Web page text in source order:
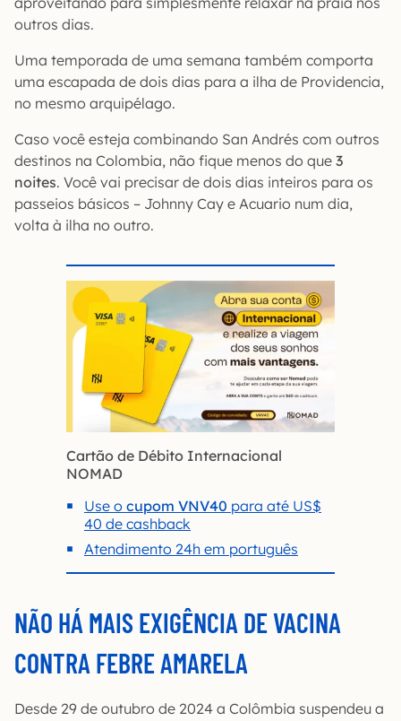
outros dias.
Uma temporada de uma semana também comporta
uma escapada de dois dias para a ilha de Providencia,
no mesmo arquipélago.
Caso você esteja combinando San Andrés com outros
destinos na Colombia, não fique menos do que 3
noites. Você vai precisar de dois dias inteiros para os
passeios básicos – Johnny Cay e Acuario num dia,
volta à ilha no outro.
Cartão de Débito Internacional
NOMAD
Use o cupom VNV40 para até US$
40 de cashback
Atendimento 24h em português
NÃO HÁ MAIS EXIGÊNCIA DE VACINA
CONTRA FEBRE AMARELA
Desde 29 de outubro de 2024 a Colômbia suspendeu a